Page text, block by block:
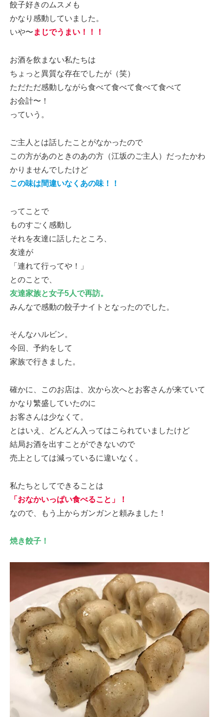
餃子好きのムスメも
かなり感動していました。
いや〜 まじでうまい！！！
お酒を飲まない私たちは
ちょっと異質な存在でしたが（笑）
ただただ感動しながら食べて食べて食べて食べて
お会計〜！
っていう。
ご主人とは話したことがなかったので
この方があのときのあの方（江坂のご主人）だったかわ
かりませんでしたけど
この味は間違いなくあの味！！
ってことで
ものすごく感動し
それを友達に話したところ、
友達が
「連れて行ってや！」
とのことで、
友達家族と女子5人で再訪。
みんなで感動の餃子ナイトとなったのでした。
そんなハルビン。
今回、予約をして
家族で行きました。
確かに、このお店は、次から次へとお客さんが来ていて
かなり繁盛していたのに
お客さんは少なくて。
とはいえ、どんどん入ってはこられていましたけど
結局お酒を出すことができないので
売上としては減っているに違いなく。
私たちとしてできることは
「おなかいっぱい食べること」！
なので、もう上からガンガンと頼みました！
焼き餃子！